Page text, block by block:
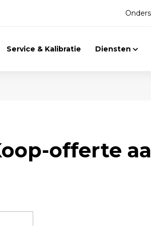
Trillingsmeters
Klimaat
Service & Kalibratie Diensten
offerte